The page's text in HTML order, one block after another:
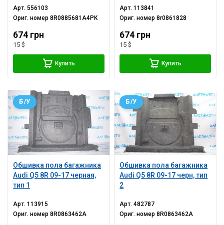
Арт.556103
Ориг. номер8R0885681A4PK
674 грн
15 $
Купить
Арт.113841
Ориг. номер8r0861828
674 грн
15 $
Купить
Обшивка пола багажника
Audi Q5 8R 09-17 черная,
тип 1
Б/У
Арт.113915
Ориг. номер8R0863462A
Обшивка пола багажника
Audi Q5 8R 09-17 черн, тип
2
Б/У
Арт.482787
Ориг. номер8R0863462A